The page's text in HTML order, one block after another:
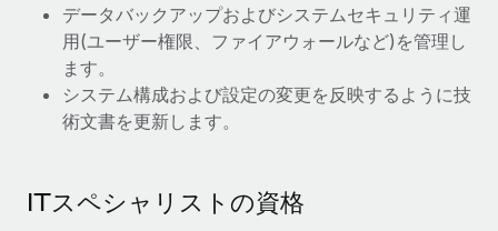
Remoteの製品アップデート：GustoとXeroの統合お
よびContractor Management Plus（契約社員管理
プラス）
Remoteの使命は、世界のどこにいても、あらゆる規模の企業が
業務に最適な人材を採用し、管理し、給与を支給できるようにす
詳細を見る
データバックアップおよびシステムセキュリティ運
用(ユーザー権限、ファイアウォールなど)を管理し
ます。
システム構成および設定の変更を反映するように技
術文書を更新します。
ITスペシャリストの資格